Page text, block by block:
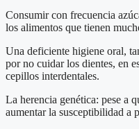
Consumir con frecuencia
los alimentos que tienen
Una deficiente higiene oral,
por no cuidar los dientes, en
cepillos interdentales.
La herencia genética: pese a
aumentar la susceptibilidad a